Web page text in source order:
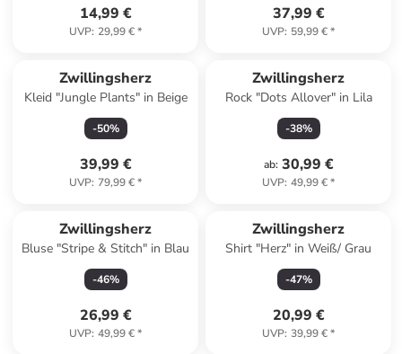
14,99 €
UVP: 29,99 €*
37,99 €
UVP: 59,99 €*
Zwillingsherz
Kleid "Jungle Plants" in Beige
-50%
39,99 €
UVP: 79,99 €*
Zwillingsherz
Rock "Dots Allover" in Lila
-38%
ab: 30,99 €
UVP: 49,99 €*
Zwillingsherz
Bluse "Stripe & Stitch" in Blau
-46%
26,99 €
UVP: 49,99 €*
Zwillingsherz
Shirt "Herz" in Weiß/ Grau
-47%
20,99 €
UVP: 39,99 €*